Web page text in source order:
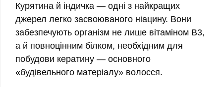
Курятина й індичка — одні з найкращих
джерел легко засвоюваного ніацину. Вони
забезпечують організм не лише вітаміном B3,
а й повноцінним білком, необхідним для
побудови кератину — основного
«будівельного матеріалу» волосся.